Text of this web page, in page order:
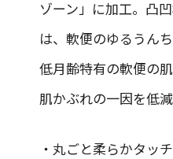
ゾーン」に加工。凸
は、軟便のゆるうん
低月齢特有の軟便の
肌かぶれの一因を低減
・丸ごと柔らかタッチ